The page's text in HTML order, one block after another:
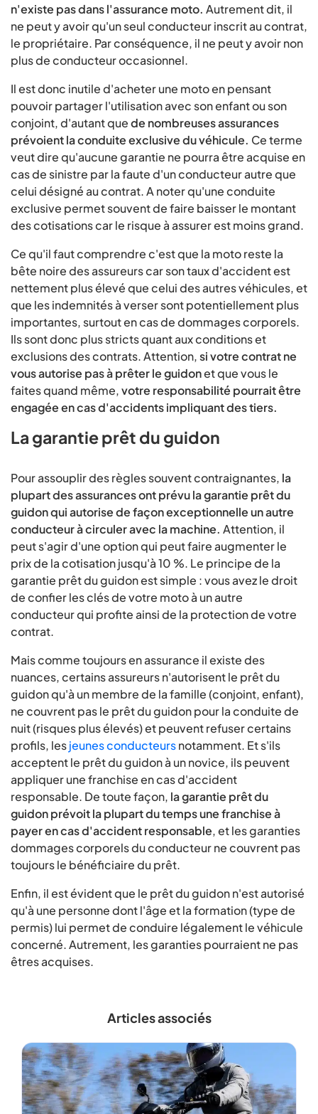
n'existe pas dans l'assurance moto. Autrement dit, il
ne peut y avoir qu'un seul conducteur inscrit au contrat,
le propriétaire. Par conséquence, il ne peut y avoir non
plus de conducteur occasionnel.
Il est donc inutile d'acheter une moto en pensant
pouvoir partager l'utilisation avec son enfant ou son
conjoint, d'autant quede nombreuses assurances
prévoient la conduite exclusive du véhicule. Ce terme
veut dire qu'aucune garantie ne pourra être acquise en
cas de sinistre par la faute d'un conducteur autre que
celui désigné au contrat. A noter qu'une conduite
exclusive permet souvent de faire baisser le montant
des cotisations car le risque à assurer est moins grand.
Ce qu'il faut comprendre c'est que la moto reste la
bête noire des assureurs car son taux d'accident est
nettement plus élevé que celui des autres véhicules, et
que les indemnités à verser sont potentiellement plus
importantes, surtout en cas de dommages corporels.
Ils sont donc plus stricts quant aux conditions et
exclusions des contrats. Attention,si votre contrat ne
vous autorise pas à prêter le guidonet que vous le
faites quand même,votre responsabilité pourrait être
engagée en cas d'accidents impliquant des tiers.
La garantie prêt du guidon
Pour assouplir des règles souvent contraignantes, la
plupart des assurances ont prévu la garantie prêt du
guidon qui autorise de façon exceptionnelle un autre
conducteur à circuler avec la machine. Attention, il
peut s'agir d'une option qui peut faire augmenter le
prix de la cotisation jusqu'à 10 %. Le principe de la
garantie prêt du guidon est simple : vous avez le droit
de confier les clés de votre moto à un autre
conducteur qui profite ainsi de la protection de votre
contrat.
Mais comme toujours en assurance il existe des
nuances, certains assureurs n'autorisent le prêt du
guidon qu'à un membre de la famille (conjoint, enfant),
ne couvrent pas le prêt du guidon pour la conduite de
nuit (risques plus élevés) et peuvent refuser certains
profils, lesjeunes conducteursnotamment. Et s'ils
acceptent le prêt du guidon à un novice, ils peuvent
appliquer une franchise en cas d'accident
responsable. De toute façon, la garantie prêt du
guidon prévoit la plupart du temps une franchise à
payer en cas d'accident responsable, et les garanties
dommages corporels du conducteur ne couvrent pas
toujours le bénéficiaire du prêt.
Enfin, il est évident que le prêt du guidon n'est autorisé
qu'à une personne dont l'âge et la formation (type de
permis) lui permet de conduire légalement le véhicule
concerné. Autrement, les garanties pourraient ne pas
êtres acquises.
Articles associés